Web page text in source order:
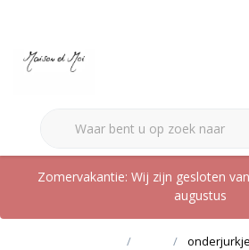
Zomervakantie: Wij zijn gesloten
augustus
onderjurkje